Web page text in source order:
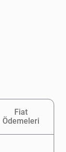
Fiat
Ödemeleri